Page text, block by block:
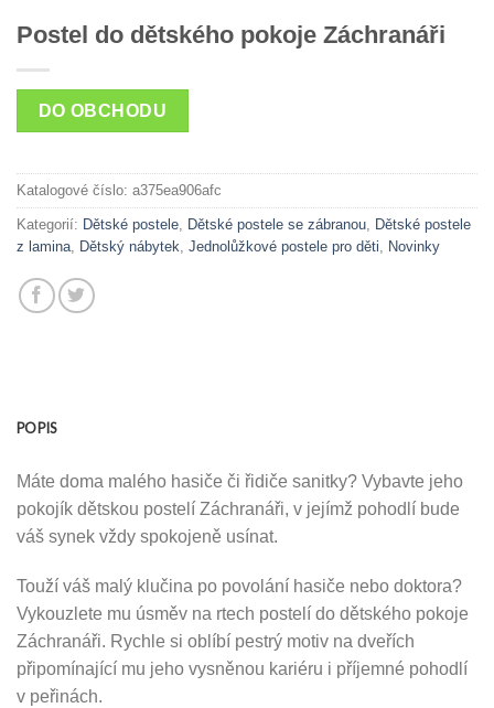
Postel do dětského pokoje Záchranáři
DO OBCHODU
Katalogové číslo: a375ea906afc
Kategorií: Dětské postele Dětské postele se zábranou Dětské postele
z lamina Dětský nábytek Jednolůžkové postele pro děti Novinky
POPIS
Máte doma malého hasiče či řidiče sanitky? Vybavte jeho
pokojík dětskou postelí Záchranáři, v jejímž pohodlí bude
váš synek vždy spokojeně usínat.
Touží váš malý klučina po povolání hasiče nebo doktora?
Vykouzlete mu úsměv na rtech postelí do dětského pokoje
Záchranáři. Rychle si oblíbí pestrý motiv na dveřích
připomínající mu jeho vysněnou kariéru i příjemné pohodlí
v peřinách.